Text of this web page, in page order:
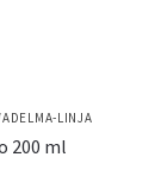
LINJA
200 ml